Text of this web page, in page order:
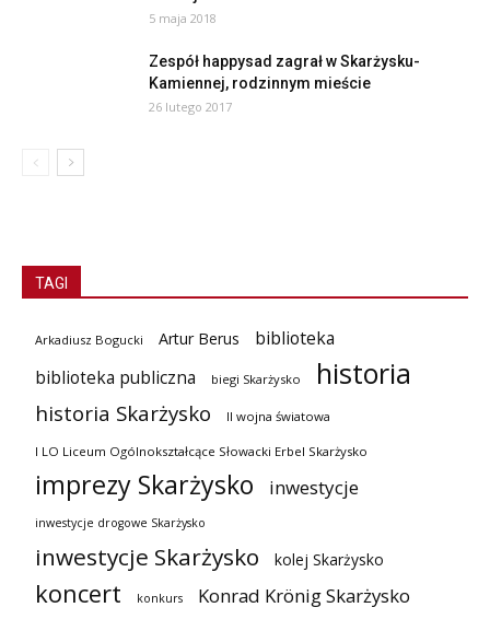
5 maja 2018
Zespół happysad zagrał w Skarżysku-
Kamiennej, rodzinnym mieście
26 lutego 2017
TAGI
Arkadiusz Bogucki Artur Berus
biblioteka
biblioteka publiczna
biegi Skarżysko historia
historia Skarżysko II wojna światowa
I LO Liceum Ogólnokształcące Słowacki Erbel Skarżysko
imprezy Skarżysko inwestycje
inwestycje drogowe Skarżysko
inwestycje Skarżysko kolej Skarżysko
koncert konkurs Konrad Krönig Skarżysko